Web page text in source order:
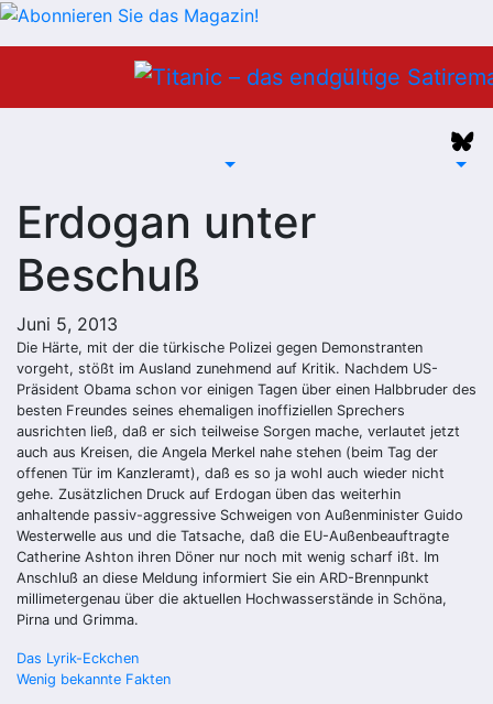
Erdogan unter
Beschuß
Juni 5, 2013
Die Härte, mit der die türkische Polizei gegen Demonstranten
vorgeht, stößt im Ausland zunehmend auf Kritik. Nachdem US-
Präsident Obama schon vor einigen Tagen über einen Halbbruder des
besten Freundes seines ehemaligen inoffiziellen Sprechers
ausrichten ließ, daß er sich teilweise Sorgen mache, verlautet jetzt
auch aus Kreisen, die Angela Merkel nahe stehen (beim Tag der
offenen Tür im Kanzleramt), daß es so ja wohl auch wieder nicht
gehe. Zusätzlichen Druck auf Erdogan üben das weiterhin
anhaltende passiv-aggressive Schweigen von Außenminister Guido
Westerwelle aus und die Tatsache, daß die EU-Außenbeauftragte
Catherine Ashton ihren Döner nur noch mit wenig scharf ißt. Im
Anschluß an diese Meldung informiert Sie ein ARD-Brennpunkt
millimetergenau über die aktuellen Hochwasserstände in Schöna,
Pirna und Grimma.
Beitragsnavigation
Das Lyrik-Eckchen
Wenig bekannte Fakten